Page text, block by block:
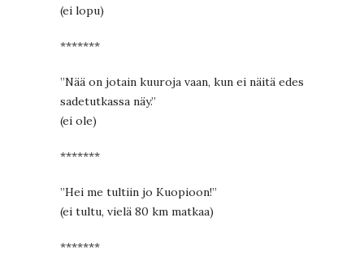
(ei lopu)
*******
”Nää on jotain kuuroja vaan, kun ei näitä edes
sadetutkassa näy.”
(ei ole)
*******
”Hei me tultiin jo Kuopioon!”
(ei tultu, vielä 80 km matkaa)
*******